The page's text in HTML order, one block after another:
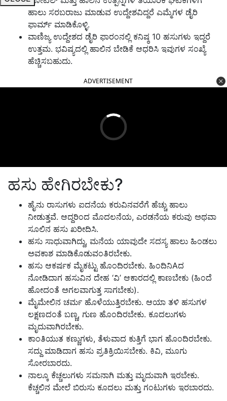
ಹಾಲು ಸರಬರಾಜು ಮಾಡುವ ಉದ್ದೇಶವಿದ್ದರೆ ಎಮ್ಮೆಗಳ ಡೈರಿ
ಫಾರ್ಮ್ ಮಾಡಿಕೊಳ್ಳಿ.
ವಾಣಿಜ್ಯ ಉದ್ದೇಶದ ಡೈರಿ ಫಾರಂನಲ್ಲಿ ಕನಿಷ್ಠ 10 ಹಸುಗಳು ಇದ್ದರೆ
ಉತ್ತಮ. ಭವಿಷ್ಯದಲ್ಲಿ ಹಾಲಿನ ಬೇಡಿಕೆ ಆಧರಿಸಿ ಇವುಗಳ ಸಂಖ್ಯೆ
ಹೆಚ್ಚಿಸಬಹುದು.
ADVERTISEMENT
ಹಸು ಹೇಗಿರಬೇಕು?
ಹೈನು ರಾಸುಗಳು ಐದನೆಯ ಕರುವಿನವರೆಗೆ ಹೆಚ್ಚು ಹಾಲು
ನೀಡುತ್ತವೆ. ಆದ್ದರಿಂದ ಮೊದಲನೆಯ, ಎರಡನೆಯ ಕರುವು ಅಥವಾ
ಸೂಲಿನ ಹಸು ಖರೀದಿಸಿ.
ಹಸು ಸಾಧುವಾಗಿದ್ದು, ಮನೆಯ ಯಾವುದೇ ಸದಸ್ಯ ಹಾಲು ಹಿಂಡಲು
ಅವಕಾಶ ಮಾಡಿಕೊಡುವಂತಿರಬೇಕು.
ಹಸು ಆಕರ್ಷಕ ಮೈಕಟ್ಟು ಹೊಂದಿರಬೇಕು. ಹಿಂದಿನಿAದ
ನೋಡಿದಾಗ ಹಸುವಿನ ದೇಹ ‘ವಿ’ ಆಕಾರದಲ್ಲಿ ಕಾಣಬೇಕು (ಹಿಂದೆ
ಹೋದಂತೆ ಅಗಲವಾಗುತ್ತ ಸಾಗಬೇಕು).
ಮೈಮೇಲಿನ ಚರ್ಮ ಹೊಳೆಯುತ್ತಿರಬೇಕು. ಆಯಾ ತಳಿ ಹಸುಗಳ
ಲಕ್ಷಣದಂತೆ ಬಣ್ಣ, ಗುಣ ಹೊಂದಿರಬೇಕು. ಕೂದಲುಗಳು
ಮೃದುವಾಗಿರಬೇಕು.
ಕಾಂತಿಯುತ ಕಣ್ಣುಗಳು, ತೆಳುವಾದ ಕುತ್ತಿಗೆ ಭಾಗ ಹೊಂದಿರಬೇಕು.
ಸದ್ದು ಮಾಡಿದಾಗ ಹಸು ಪ್ರತಿಕ್ರಿಯಿಸಬೇಕು. ಕಿವಿ, ಮೂಗು
ಸೋರಬಾರದು.
ನಾಲ್ಕೂ ಕೆಚ್ಚಲುಗಳು ಸಮನಾಗಿ ಮತ್ತು ಮೃದುವಾಗಿ ಇರಬೇಕು.
ಕೆಚ್ಚಲಿನ ಮೇಲೆ ಬಿರುಸು ಕೂದಲು ಮತ್ತು ಗಂಟುಗಳು ಇರಬಾರದು.